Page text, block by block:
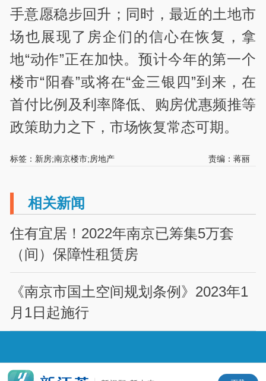
手意愿稳步回升；同时，最近的土地市
场也展现了房企们的信心在恢复，拿
地“动作”正在加快。预计今年的第一个
楼市“阳春”或将在“金三银四”到来，在
首付比例及利率降低、购房优惠频推等
政策助力之下，市场恢复常态可期。
标签：新房;南京楼市;房地产 责编：蒋丽
相关新闻
住有宜居！2022年南京已筹集5万套
（间）保障性租赁房
《南京市国土空间规划条例》2023年1
月1日起施行